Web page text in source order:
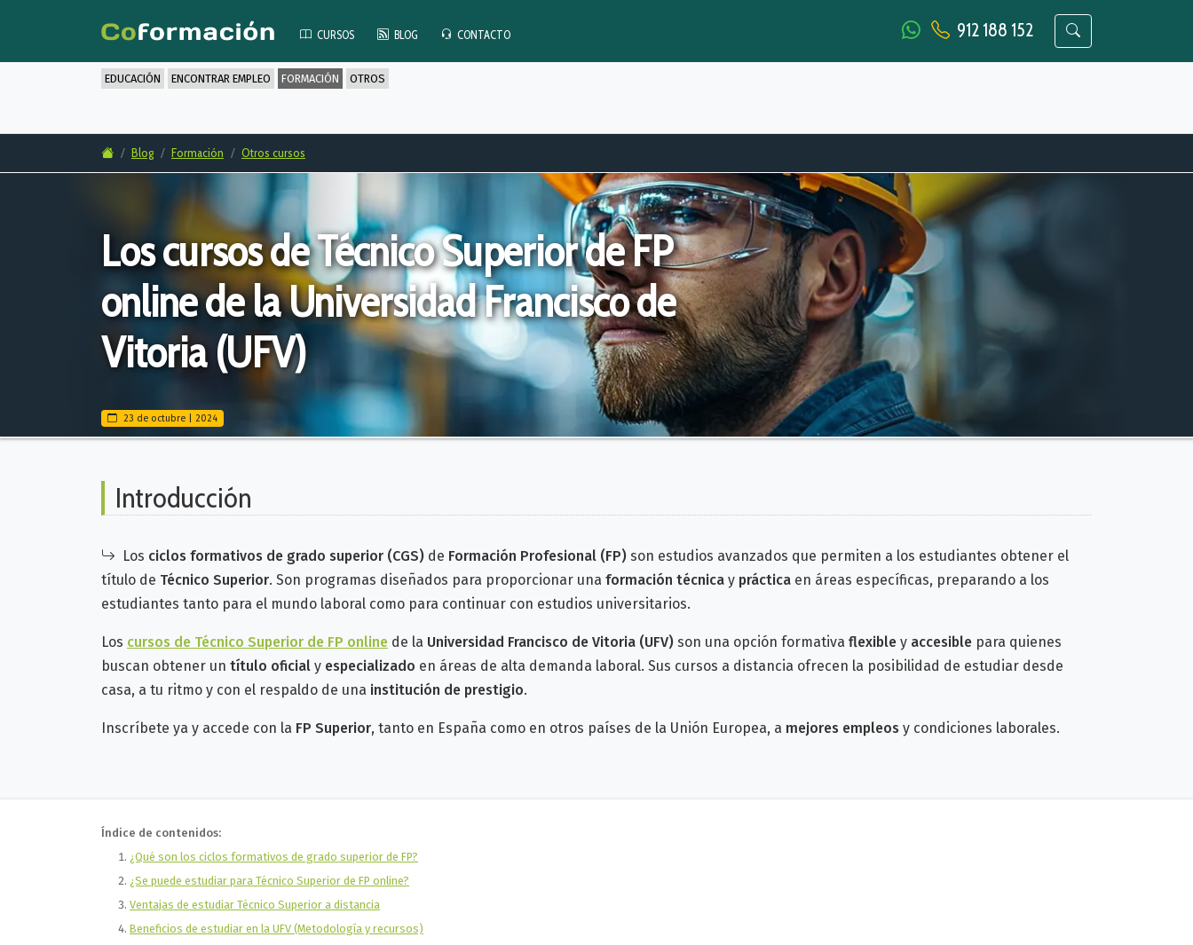
CURSOS BLOG CONTACTO 912 188 152
EDUCACIÓN ENCONTRAR EMPLEO FORMACIÓN OTROS
Blog Formación Otros cursos
Los cursos de Técnico Superior de FP
online de la Universidad Francisco de
Vitoria (UFV)
23 de octubre | 2024
Introducción
Los ciclos formativos de grado superior (CGS) de Formación Profesional (FP) son estudios avanzados que permiten a los estudiantes obtener el
título de Técnico Superior. Son programas diseñados para proporcionar una formación técnica y práctica en áreas específicas, preparando a los
estudiantes tanto para el mundo laboral como para continuar con estudios universitarios.
Los cursos de Técnico Superior de FP online de la Universidad Francisco de Vitoria (UFV) son una opción formativa flexible y accesible para quienes
buscan obtener un título oficial y especializado en áreas de alta demanda laboral. Sus cursos a distancia ofrecen la posibilidad de estudiar desde
casa, a tu ritmo y con el respaldo de una institución de prestigio.
Inscríbete ya y accede con la FP Superior, tanto en España como en otros países de la Unión Europea, a mejores empleos y condiciones laborales.
Índice de contenidos:
¿Qué son los ciclos formativos de grado superior de FP?
¿Se puede estudiar para Técnico Superior de FP online?
Ventajas de estudiar Técnico Superior a distancia
Beneficios de estudiar en la UFV (Metodología y recursos)